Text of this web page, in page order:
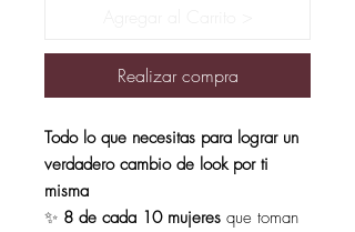
Realizar compra
Todo lo que necesitas para lograr un
verdadero cambio de look por ti
misma
✨ 8 de cada 10 mujeres que toman